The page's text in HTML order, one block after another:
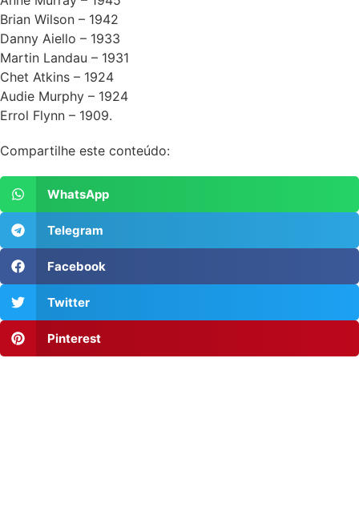
Brian Wilson – 1942
Danny Aiello – 1933
Martin Landau – 1931
Chet Atkins – 1924
Audie Murphy – 1924
Errol Flynn – 1909.
Compartilhe este conteúdo:
WhatsApp
Telegram
Facebook
Twitter
Pinterest